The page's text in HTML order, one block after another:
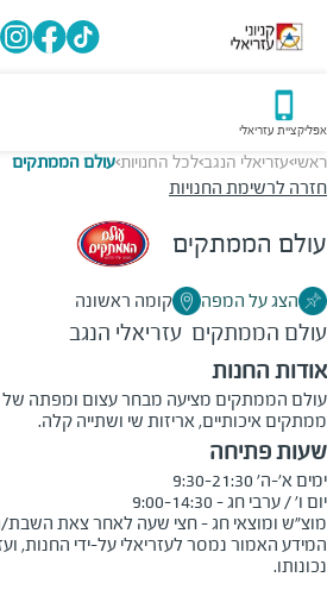
אפליקציית עזריאלי
ראשי>עזריאלי הנגב>לכל החנויות>עולם הממתקים
חזרה לרשימת החנויות
עולם הממתקים
הצג על המפה קומה ראשונה
עולם הממתקים עזריאלי הנגב
אודות החנות
עולם הממתקים מציעה מבחר עצום ומפתה של
ממתקים איכותיים, אריזות שי ושתייה קלה.
שעות פתיחה
מוצ"ש ומוצאי חג - חצי שעה לאחר צאת השבת/החג
המידע האמור נמסר לעזריאלי על-ידי החנות,